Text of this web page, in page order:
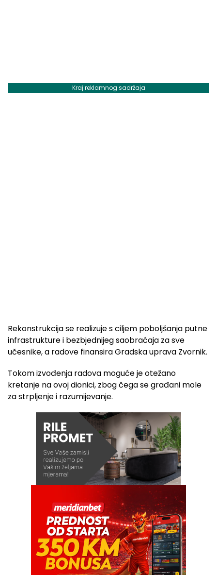
Kraj reklamnog sadržaja
Rekonstrukcija se realizuje s ciljem poboljšanja putne
infrastrukture i bezbjednijeg saobraćaja za sve
učesnike, a radove finansira Gradska uprava Zvornik.
Tokom izvođenja radova moguće je otežano
kretanje na ovoj dionici, zbog čega se građani mole
za strpljenje i razumijevanje.